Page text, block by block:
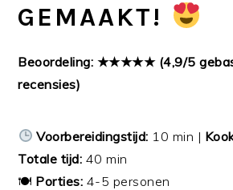
GEMAAKT!
Beoordeling: ★★★★★ (4,9/5
recensies)
Voorbereidingstijd: 10 min |
Totale tijd: 40 min
🍽 Porties: 4-5 personen